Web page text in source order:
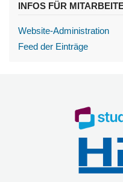
INFOS FÜR
Website-Administration
Feed der Einträge